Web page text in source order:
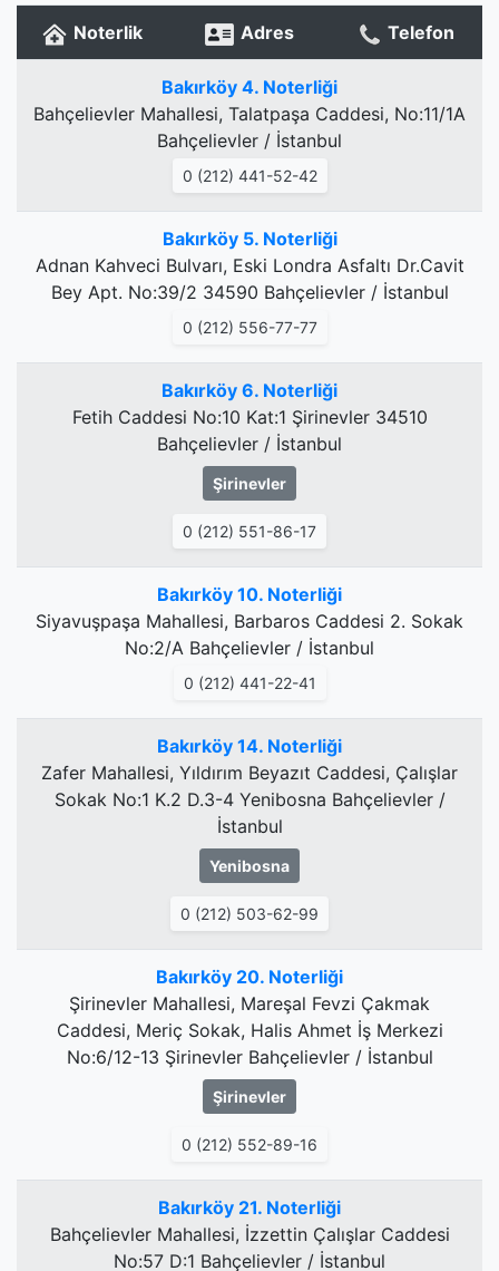
Noterlik Adres Telefon
Bakırköy 4. Noterliği
Bahçelievler Mahallesi, Talatpaşa Caddesi, No:11/1A
Bahçelievler / İstanbul
0 (212) 441-52-42
Bakırköy 5. Noterliği
Adnan Kahveci Bulvarı, Eski Londra Asfaltı Dr.Cavit
Bey Apt. No:39/2 34590 Bahçelievler / İstanbul
0 (212) 556-77-77
Bakırköy 6. Noterliği
Fetih Caddesi No:10 Kat:1 Şirinevler 34510
Bahçelievler / İstanbul
Şirinevler
0 (212) 551-86-17
Bakırköy 10. Noterliği
Siyavuşpaşa Mahallesi, Barbaros Caddesi 2. Sokak
No:2/A Bahçelievler / İstanbul
0 (212) 441-22-41
Bakırköy 14. Noterliği
Zafer Mahallesi, Yıldırım Beyazıt Caddesi, Çalışlar
Sokak No:1 K.2 D.3-4 Yenibosna Bahçelievler /
İstanbul
Yenibosna
0 (212) 503-62-99
Bakırköy 20. Noterliği
Şirinevler Mahallesi, Mareşal Fevzi Çakmak
Caddesi, Meriç Sokak, Halis Ahmet İş Merkezi
No:6/12-13 Şirinevler Bahçelievler / İstanbul
Şirinevler
0 (212) 552-89-16
Bakırköy 21. Noterliği
Bahçelievler Mahallesi, İzzettin Çalışlar Caddesi
No:57 D:1 Bahçelievler / İstanbul